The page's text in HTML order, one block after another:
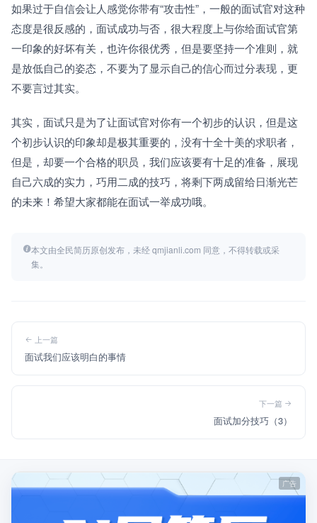
如果过于自信会让人感觉你带有“攻击性”，一般的面试官对这种
态度是很反感的，面试成功与否，很大程度上与你给面试官第
一印象的好坏有关，也许你很优秀，但是要坚持一个准则，就
是放低自己的姿态，不要为了显示自己的信心而过分表现，更
不要言过其实。
其实，面试只是为了让面试官对你有一个初步的认识，但是这
个初步认识的印象却是极其重要的，没有十全十美的求职者，
但是，却要一个合格的职员，我们应该要有十足的准备，展现
自己六成的实力，巧用二成的技巧，将剩下两成留给日渐光芒
的未来！希望大家都能在面试一举成功哦。
本文由全民简历原创发布，未经 qmjianli.com 同意，不得转载或采
集。
上一篇
面试我们应该明白的事情
下一篇
面试加分技巧（3）